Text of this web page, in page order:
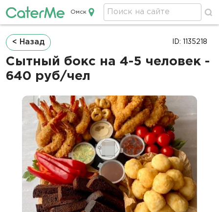
Кейтеринг в Омске
Омск
Строка
навигации
< Назад
Сытный бокс на 4-5 человек -
640 руб/чел
ID: 1135218